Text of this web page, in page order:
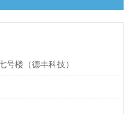
号楼（德丰科技）